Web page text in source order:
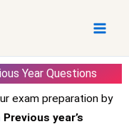
Year Questions
exam preparation by
Previous year’s